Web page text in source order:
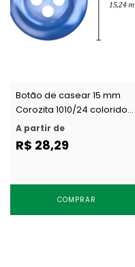
Botão de casear 15 mm
Corozita 1010/24 colorido
c/ 144 un
A partir de
R$ 28,29
COMPRAR